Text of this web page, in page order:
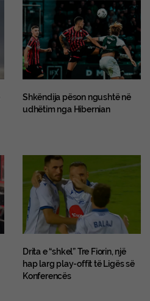
Shkëndija pëson ngushtë në
udhëtim nga Hibernian
Drita e “shkel” Tre Fiorin, një
hap larg play-offit të Ligës së
Konferencës